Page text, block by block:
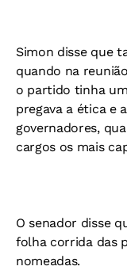
Simon disse que
quando na
o partido tinha
pregava a ética e
governadores,
cargos os mais
O senador disse
folha corrida das
nomeadas.